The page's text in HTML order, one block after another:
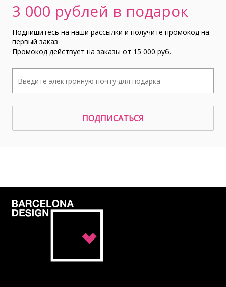
3 000 рублей в подарок
Подпишитесь на наши рассылки и получите промокод на
первый заказ
Промокод действует на заказы от 15 000 руб.
ПОДПИСАТЬСЯ